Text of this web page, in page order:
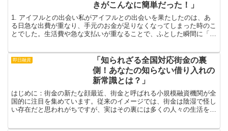
きがこんなに簡単だった！」
1. アイフルとの出会い私がアイフルとの出会いを果たしたのは、あ
る日急な出費が重なり、手元のお金が足りなくなってしまった時のこ
とでした。生活費や急な支払いが重なることで、ふとした瞬間に「ど
即日融資
「知られざる全国対応街金の裏
側！あなたの知らない借り入れの
新常識とは？」
はじめに：街金の新たな顔最近、街金と呼ばれる小規模融資機関が全
国的に注目を集めています。従来のイメージでは、街金は陰湿で怪し
い存在だと思われがちですが、実はその裏には多くの人々の生活を支